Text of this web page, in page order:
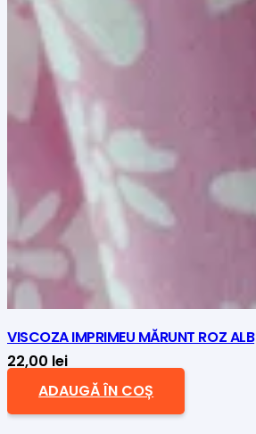
VISCOZA IMPRIMEU MĂRUNT ROZ ALB
22,00 lei
ADAUGĂ ÎN COȘ